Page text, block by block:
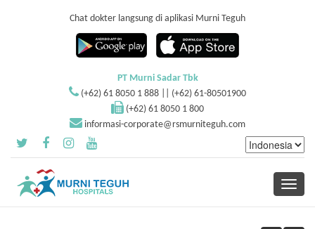
Chat dokter langsung di aplikasi Murni Teguh
PT Murni Sadar Tbk
(+62) 61 8050 1 888 || (+62) 61-80501900
(+62) 61 8050 1 800
informasi-corporate@rsmurniteguh.com
Toggle